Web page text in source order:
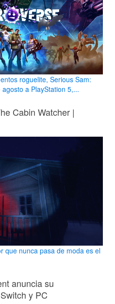
roguelite, Serious Sam:
a PlayStation 5,...
Cabin Watcher |
que nunca pasa de moda es el
anuncia su
y PC